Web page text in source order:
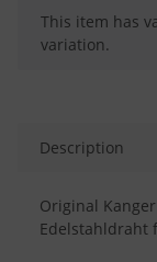
x
This item has
variation.
Description
Original Kanger
Edelstahldraht